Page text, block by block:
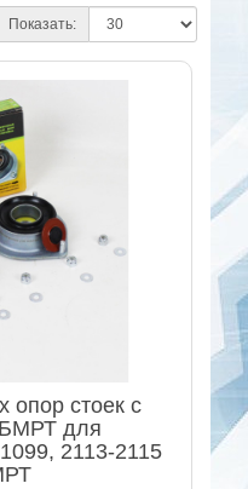
Показать:
опор стоек с
для
2113-2115